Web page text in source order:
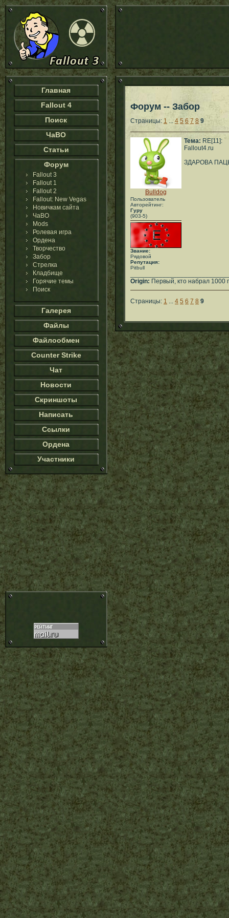
Главная
Fallout 4
Поиск
ЧаВО
Статьи
Форум
Fallout 3
Fallout 1
Fallout 2
Fallout: New Vegas
Новичкам сайта
ЧаВО
Mods
Ролевая игра
Ордена
Творчество
Забор
Стрелка
Кладбище
Горячие темы
Поиск
Галерея
Файлы
Файлообмен
Counter Strike
Чат
Новости
Скриншоты
Написать
Ссылки
Ордена
Участники
Форум -- Забор
Страницы: 1 ... 4 5 6 7 8 9
Bulldog
Пользователь
Авторейтинг:
Гуру
(903-5)
Звание:
Рядовой
Репутация:
Pitbull
Тема: RE[11]:
Fallout4.ru
ЗДАРОВА
Origin: Первый, кто набрал 1000
Страницы: 1 ... 4 5 6 7 8 9